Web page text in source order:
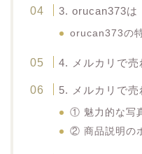
3. orucan373は
orucan373の
4. メルカリで
5. メルカリで売
① 魅力的な写
② 商品説明の